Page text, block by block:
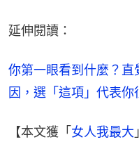
延伸閱讀：
你第一眼看到什麼？
因，選「這項」代表你
【本文獲「女人我最大